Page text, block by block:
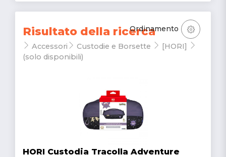
Risultato della ricerca
Accessori Custodie e Borsette
[HORI]
(solo disponibili)
Ordinamento
HORI Custodia Tracolla Adventure